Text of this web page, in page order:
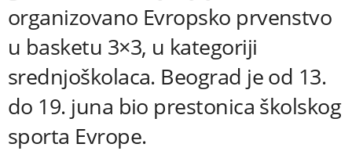
organizovano Evropsko prvenstvo
u basketu 3×3, u kategoriji
srednjoškolaca. Beograd je od 13.
do 19. juna bio prestonica školskog
sporta Evrope.